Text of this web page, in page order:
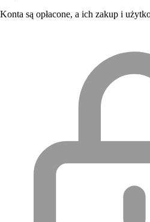
Konta są opłacone, a ich zakup i